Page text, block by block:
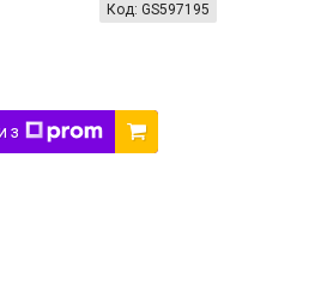
Код: GS597195
з